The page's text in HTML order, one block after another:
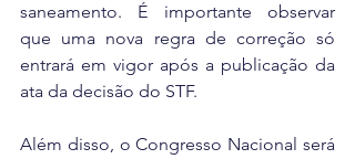
saneamento. É importante observar
que uma nova regra de correção só
entrará em vigor após a publicação da
ata da decisão do STF.
Além disso, o Congresso Nacional será